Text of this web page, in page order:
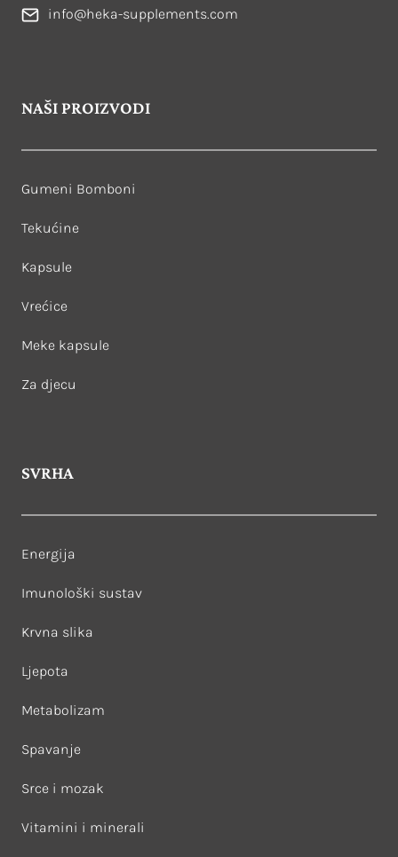
info@heka-supplements.com
NAŠI PROIZVODI
Gumeni Bomboni
Tekućine
Kapsule
Vrećice
Meke kapsule
Za djecu
SVRHA
Energija
Imunološki sustav
Krvna slika
Ljepota
Metabolizam
Spavanje
Srce i mozak
Vitamini i minerali